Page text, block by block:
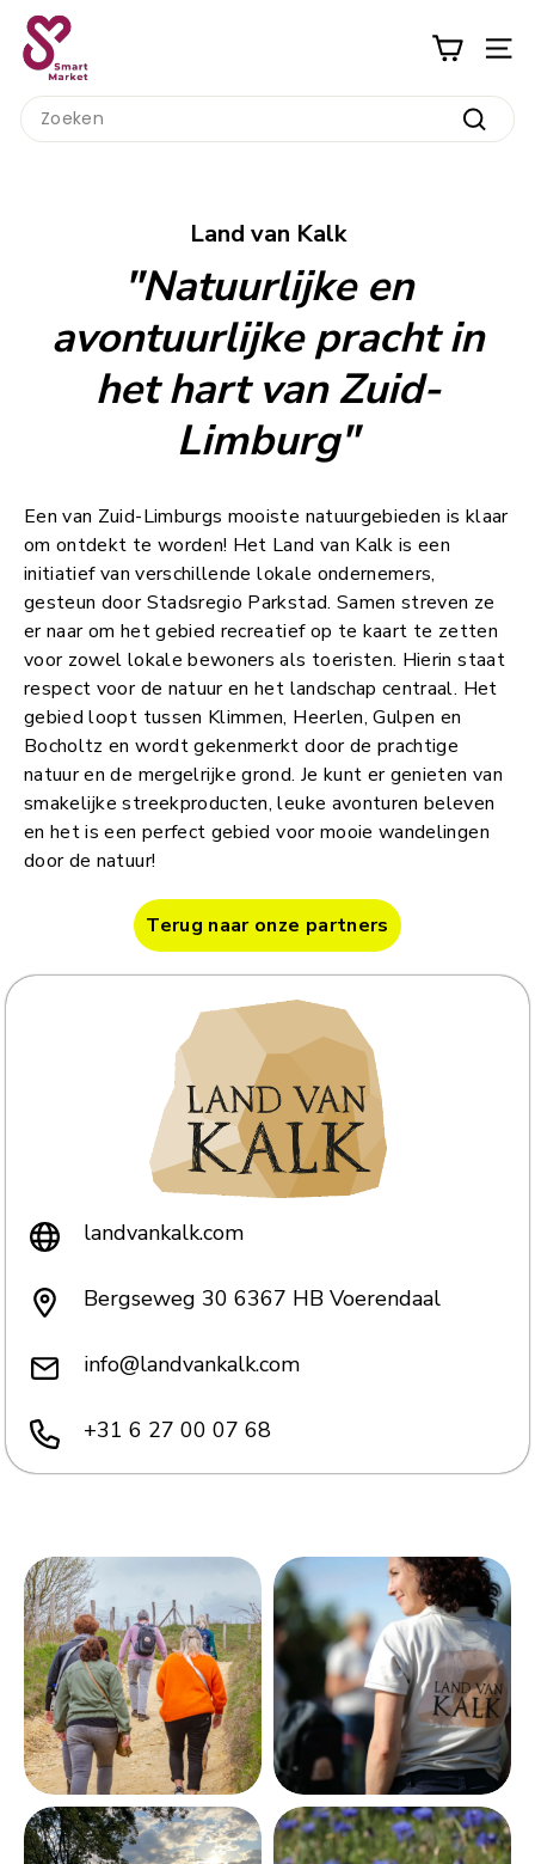
naar
inhoud
S
m
a
r
Search
Land van Kalk
"Natuurlijke en
avontuurlijke pracht in
het hart van Zuid-
Limburg"
Een van Zuid-Limburgs mooiste natuurgebieden is klaar
om ontdekt te worden! Het Land van Kalk is een
initiatief van verschillende lokale ondernemers,
gesteun door Stadsregio Parkstad. Samen streven ze
er naar om het gebied recreatief op te kaart te zetten
voor zowel lokale bewoners als toeristen. Hierin staat
respect voor de natuur en het landschap centraal. Het
gebied loopt tussen Klimmen, Heerlen, Gulpen en
Bocholtz en wordt gekenmerkt door de prachtige
natuur en de mergelrijke grond. Je kunt er genieten van
smakelijke streekproducten, leuke avonturen beleven
en het is een perfect gebied voor mooie wandelingen
door de natuur!
Terug naar onze partners
landvankalk.com
Bergseweg 30 6367 HB Voerendaal
info@landvankalk.com
+31 6 27 00 07 68